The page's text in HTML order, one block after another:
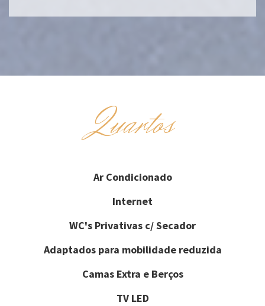
Quartos
Ar Condicionado
Internet
WC's Privativas c/ Secador
Adaptados para mobilidade reduzida
Camas Extra e Berços
TV LED